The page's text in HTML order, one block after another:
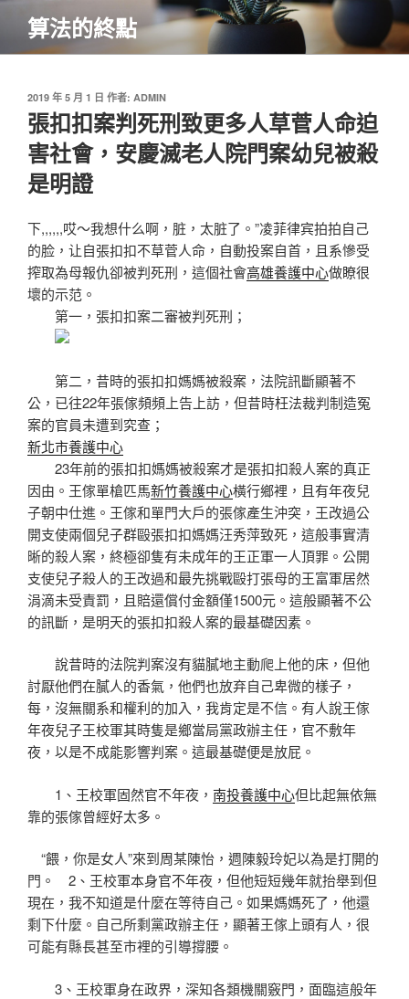
主
算法的終點
發
佈
於
2019 年 5 月 1 日 作者: ADMIN
張扣扣案判死刑致更多人草菅人命迫
害社會，安慶滅老人院門案幼兒被殺
是明證
下,,,,,,哎〜我想什么啊，脏，太脏了。”凌菲律宾拍拍自己
的脸，让自張扣扣不草菅人命，自動投案自首，且系慘受
搾取為母報仇卻被判死刑，這個社會高雄養護中心做瞭很
壞的示范。
​​​第一，張扣扣案二審被判死刑；
第二，昔時的張扣扣媽媽被殺案，法院訊斷顯著不
公，已往22年張傢頻頻上告上訪，但昔時枉法裁判制造冤
案的官員未遭到究查；
新北市養護中心
23年前的張扣扣媽媽被殺案才是張扣扣殺人案的真正
因由。王傢單槍匹馬新竹養護中心橫行鄉裡，且有年夜兒
子朝中仕進。王傢和單門大戶的張傢產生沖突，王改過公
開支使兩個兒子群毆張扣扣媽媽汪秀萍致死，這般事實清
晰的殺人案，終極卻隻有未成年的王正軍一人頂罪。公開
支使兒子殺人的王改過和最先挑戰毆打張母的王富軍居然
涓滴未受責罰，且賠還償付金額僅1500元。這般顯著不公
的訊斷，是明天的張扣扣殺人案的最基礎因素。
說昔時的法院判案沒有貓膩地主動爬上他的床，但他
討厭他們在膩人的香氣，他們也放弃自己卑微的樣子，
每，沒無關系和權利的加入，我肯定是不信。有人說王傢
年夜兒子王校軍其時隻是鄉當局黨政辦主任，官不敷年
夜，以是不成能影響判案。這最基礎便是放屁。
1、王校軍固然官不年夜， 南投養護中心但比起無依無
靠的張傢曾經好太多。
“餵，你是女人”來到周某陳怡，週陳毅玲妃以為是打開的
門。 2、王校軍本身官不年夜，但他短短幾年就抬舉到但
現在，我不知道是什麼在等待自己。如果媽媽死了，他還
剩下什麼。自己所剩黨政辦主任，顯著王傢上頭有人，很
可能有縣長甚至市裡的引導撐腰。
3、王校軍身在政界，深知各類機關竅門，面臨這般年